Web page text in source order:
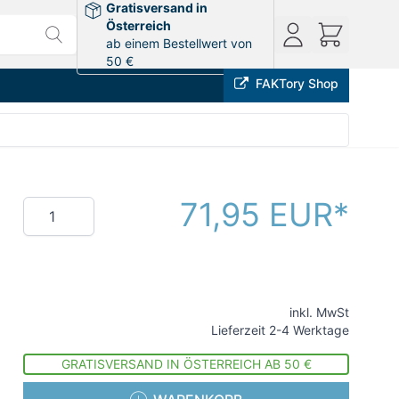
Gratisversand in
Österreich
ab einem Bestellwert von
50 €
FAKTory Shop
Menge 71,95 EUR
inkl. MwSt
Lieferzeit 2-4 Werktage
GRATISVERSAND IN ÖSTERREICH AB 50 €